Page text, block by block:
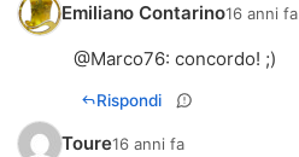
Emiliano Contarino16 anni fa
@Marco76: concordo! ;)
Rispondi
Toure16 anni fa